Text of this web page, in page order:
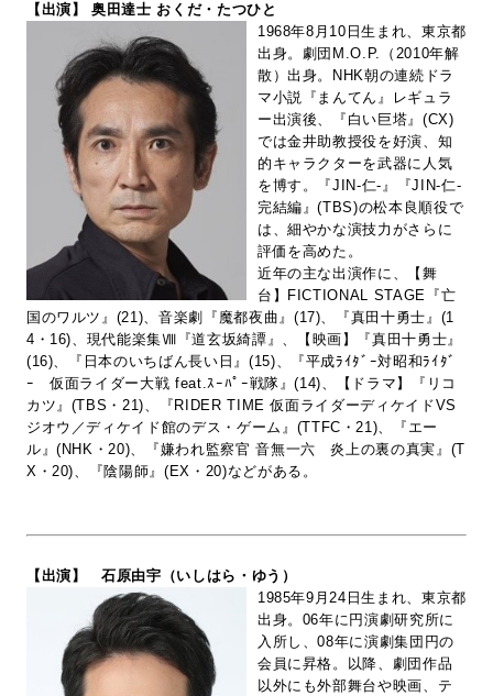
【出演】 奥田達士 おくだ・たつひと
1968年8月10日生まれ、東京都
出身。劇団M.O.P.（2010年解
散）出身。NHK朝の連続ドラ
マ小説『まんてん』レギュラ
ー出演後、『白い巨塔』(CX)
では金井助教授役を好演、知
的キャラクターを武器に人気
を博す。『JIN-仁-』『JIN-仁-
完結編』(TBS)の松本良順役で
は、細やかな演技力がさらに
評価を高めた。
近年の主な出演作に、【舞
台】FICTIONAL STAGE『亡
国のワルツ』(21)、音楽劇『魔都夜曲』(17)、『真田十勇士』(1
4・16)、現代能楽集Ⅷ『道玄坂綺譚』、【映画】『真田十勇士』
(16)、『日本のいちばん長い日』(15)、『平成ﾗｲﾀﾞｰ対昭和ﾗｲﾀﾞ
ｰ 仮面ライダー大戦 feat.ｽｰﾊﾟｰ戦隊』(14)、【ドラマ】『リコ
カツ』(TBS・21)、『RIDER TIME 仮面ライダーディケイドVS
ジオウ／ディケイド館のデス・ゲーム』(TTFC・21)、『エー
ル』(NHK・20)、『嫌われ監察官 音無一六 炎上の裏の真実』(T
X・20)、『陰陽師』(EX・20)などがある。
【出演】 石原由宇（いしはら・ゆう）
1985年9月24日生まれ、東京都
出身。06年に円演劇研究所に
入所し、08年に演劇集団円の
会員に昇格。以降、劇団作品
以外にも外部舞台や映画、テ